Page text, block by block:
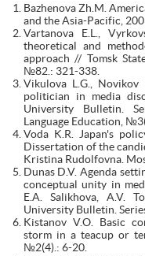
Bazhenova Zh.M.
and the Asia-Pacific,
Vartanova E.L.,
theoretical and
approach // Tomsk
№82.: 321-338.
Vikulova L.G.,
politician in media
University Bulletin.
Language Education,
Voda K.R. Japan's
Dissertation of the
Kristina Rudolfovna.
Dunas D.V. Agenda
conceptual unity in
E.A. Salikhova, A.V.
University Bulletin.
Kistanov V.O. Basic
storm in a teacup or
№2(4).: 6-20.